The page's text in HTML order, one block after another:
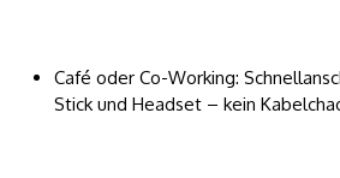
Café oder Co-Working:
Stick und Headset – kein